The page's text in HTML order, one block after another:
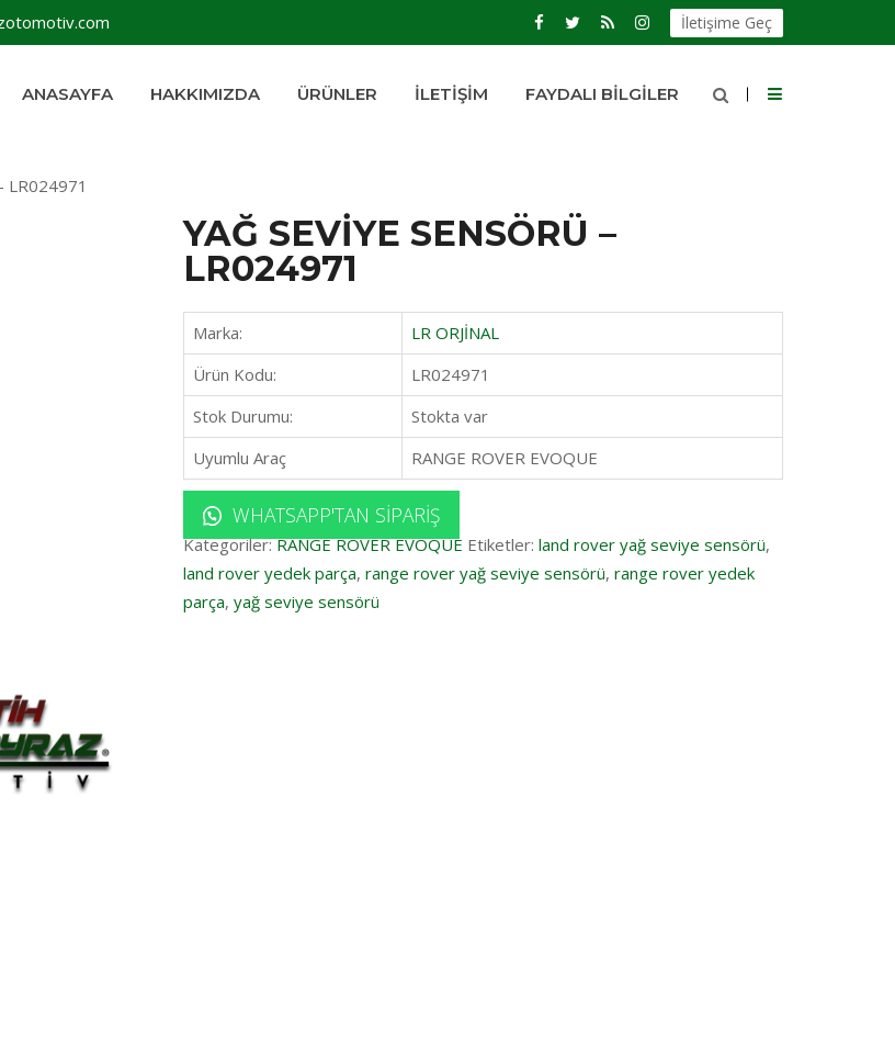
İletişime Geç
ANASAYFA HAKKIMIZDA ÜRÜNLER İLETIŞIM FAYDALI BILGILER
LR024971
YAĞ SEVİYE SENSÖRÜ –
LR024971
Marka:
LR ORJİNAL
Ürün Kodu:
LR024971
Stok Durumu:
Stokta var
Uyumlu Araç
RANGE ROVER EVOQUE
WHATSAPP'TAN SIPARIŞ
Kategoriler:RANGE ROVER EVOQUE Etiketler: land rover yağ seviye sensörü,
land rover yedek parça, range rover yağ seviye sensörü, range rover yedek
parça, yağ seviye sensörü